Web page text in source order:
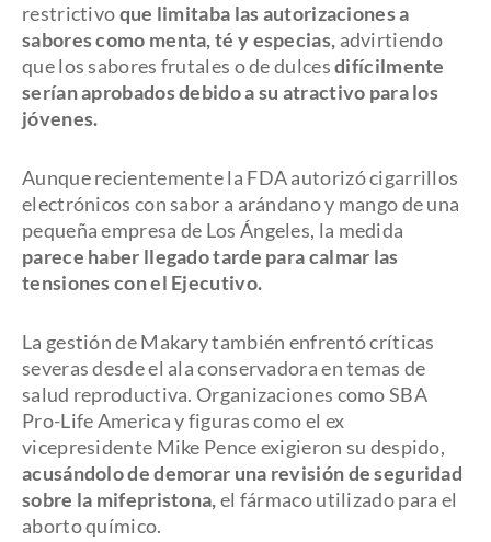
restrictivoque limitaba las autorizaciones a
sabores como menta, té y especias, advirtiendo
que los sabores frutales o de dulcesdifícilmente
serían aprobados debido a su atractivo para los
jóvenes.
Aunque recientemente la FDA autorizó cigarrillos
electrónicos con sabor a arándano y mango de una
pequeña empresa de Los Ángeles, la medida
parece haber llegado tarde para calmar las
tensiones con el Ejecutivo.
La gestión de Makary también enfrentó críticas
severas desde el ala conservadora en temas de
salud reproductiva. Organizaciones como SBA
Pro-Life America y figuras como el ex
vicepresidente Mike Pence exigieron su despido,
acusándolo de demorar una revisión de seguridad
sobre la mifepristona,el fármaco utilizado para el
aborto químico.